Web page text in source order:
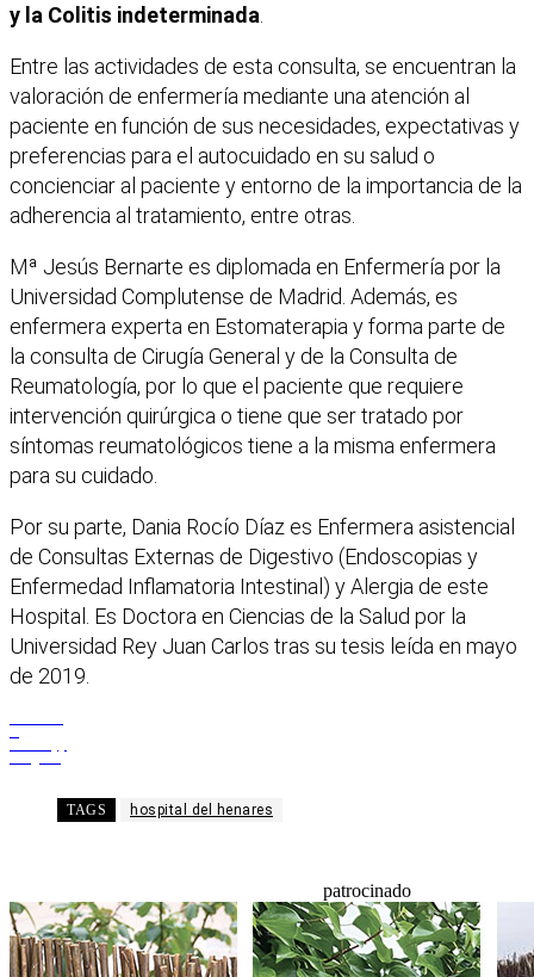
y la Colitis indeterminada
Entre las actividades de esta consulta, se encuentran la
valoración de enfermería mediante una atención al
paciente en función de sus necesidades, expectativas y
preferencias para el autocuidado en su salud o
concienciar al paciente y entorno de la importancia de la
adherencia al tratamiento, entre otras.
Mª Jesús Bernarte es diplomada en Enfermería por la
Universidad Complutense de Madrid. Además, es
enfermera experta en Estomaterapia y forma parte de
la consulta de Cirugía General y de la Consulta de
Reumatología, por lo que el paciente que requiere
intervención quirúrgica o tiene que ser tratado por
síntomas reumatológicos tiene a la misma enfermera
para su cuidado.
Por su parte, Dania Rocío Díaz es Enfermera asistencial
de Consultas Externas de Digestivo (Endoscopias y
Enfermedad Inflamatoria Intestinal) y Alergia de este
Hospital. Es Doctora en Ciencias de la Salud por la
Universidad Rey Juan Carlos tras su tesis leída en mayo
de 2019.
TAGS hospital del henares
patrocinado